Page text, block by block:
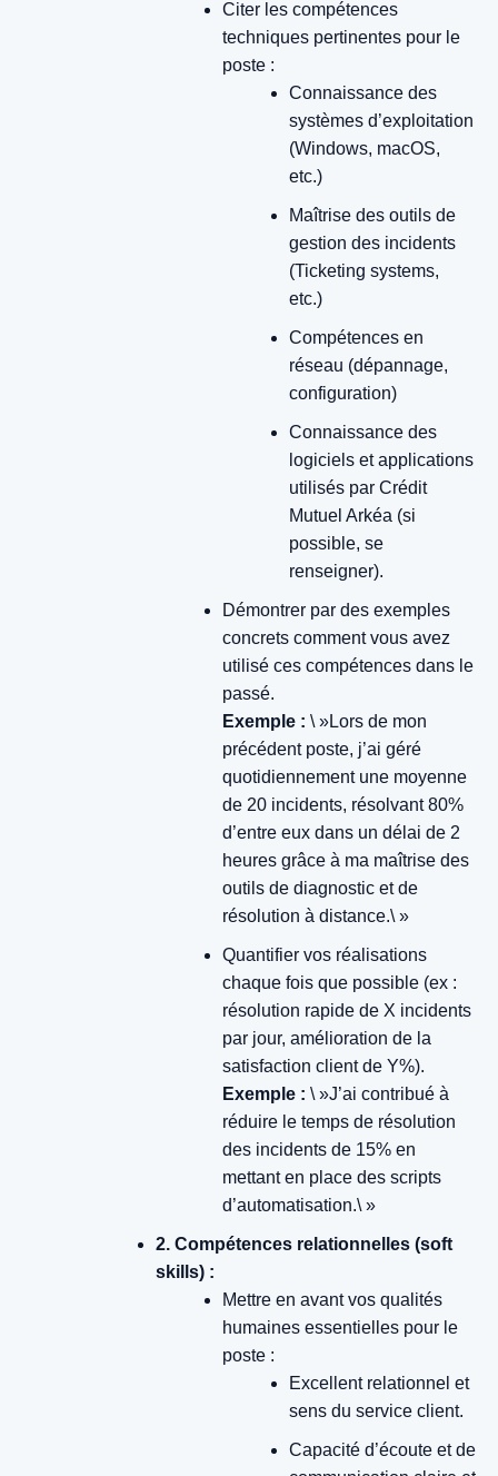
Citer les compétences
techniques pertinentes pour le
poste :
Connaissance des
systèmes d’exploitation
(Windows, macOS,
etc.)
Maîtrise des outils de
gestion des incidents
(Ticketing systems,
etc.)
Compétences en
réseau (dépannage,
configuration)
Connaissance des
logiciels et applications
utilisés par Crédit
Mutuel Arkéa (si
possible, se
renseigner).
Démontrer par des exemples
concrets comment vous avez
utilisé ces compétences dans le
passé.
Exemple : \ »Lors de mon
précédent poste, j’ai géré
quotidiennement une moyenne
de 20 incidents, résolvant 80%
d’entre eux dans un délai de 2
heures grâce à ma maîtrise des
outils de diagnostic et de
résolution à distance.\ »
Quantifier vos réalisations
chaque fois que possible (ex :
résolution rapide de X incidents
par jour, amélioration de la
satisfaction client de Y%).
Exemple : \ »J’ai contribué à
réduire le temps de résolution
des incidents de 15% en
mettant en place des scripts
d’automatisation.\ »
2. Compétences relationnelles (soft
skills) :
Mettre en avant vos qualités
humaines essentielles pour le
poste :
Excellent relationnel et
sens du service client.
Capacité d’écoute et de